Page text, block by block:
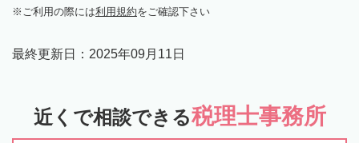
ご利用の際には利用規約をご確認下さい
最終更新日： 2025年09月11日
近くで相談できる税理士事務所